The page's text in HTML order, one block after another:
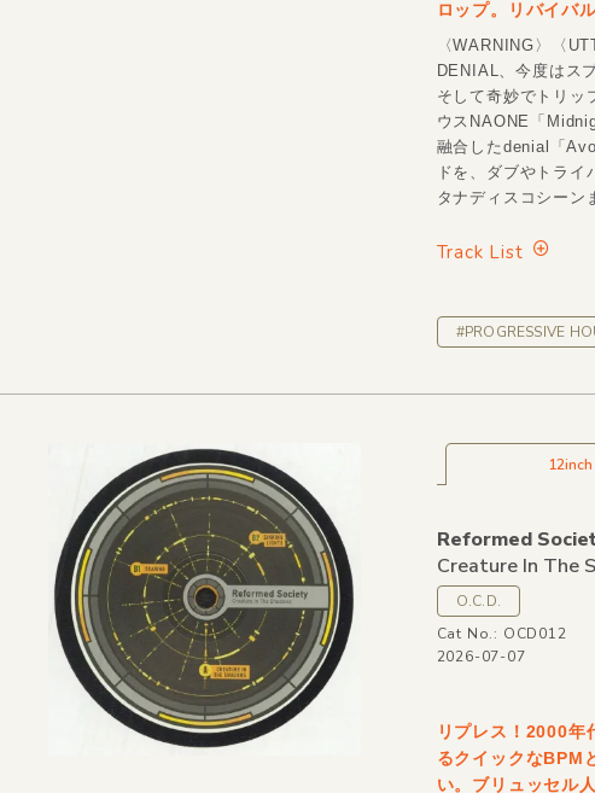
ロップ。リバイバ
〈WARNING〉〈
DENIAL、今度はス
そして奇妙でトリッ
ウスNAONE「
融合したdenial「
ドを、ダブやトラ
タナディスコシー
Track List
#PROGRESSIVE
12inch
Reformed
Creature In The
O.C.D.
Cat No.: OCD012
2026-07-07
リプレス！2000年
るクイックなBPM
い。ブリュッセル